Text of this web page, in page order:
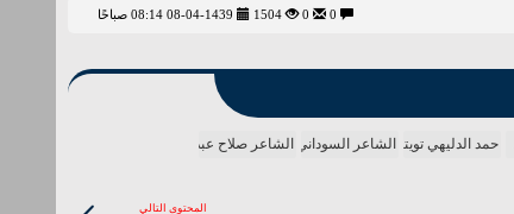
1504
حمد الدليهي تويتر الشاعر السوداني الشاعر صلاح عبدالله
المحتوى التالي